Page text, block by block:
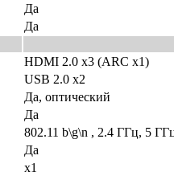
Да
Да
HDMI 2.0 х3 (ARC х1)
USB 2.0 х2
Да, оптический
Да
802.11 b\g\n , 2.4 ГГц, 5
Да
х1